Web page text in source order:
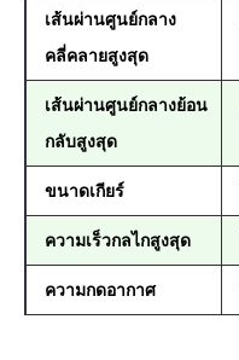
เส้นผ่านศูนย์กลาง
คลี่คลายสูงสุด
เส้นผ่านศูนย์กลางย้อน
กลับสูงสุด
ขนาดเกียร์
ความเร็วกลไกสูงสุด
ความกดอากาศ